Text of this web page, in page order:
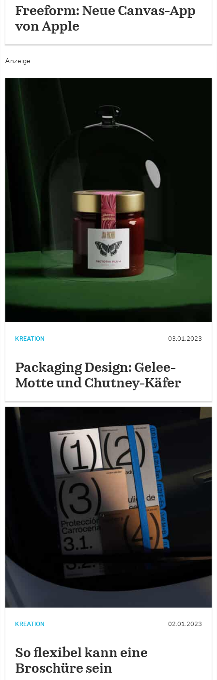
Freeform: Neue Canvas-App
von Apple
Anzeige
KREATION 03.01.2023
Packaging Design: Gelee-
Motte und Chutney-Käfer
KREATION 02.01.2023
So flexibel kann eine
Broschüre sein